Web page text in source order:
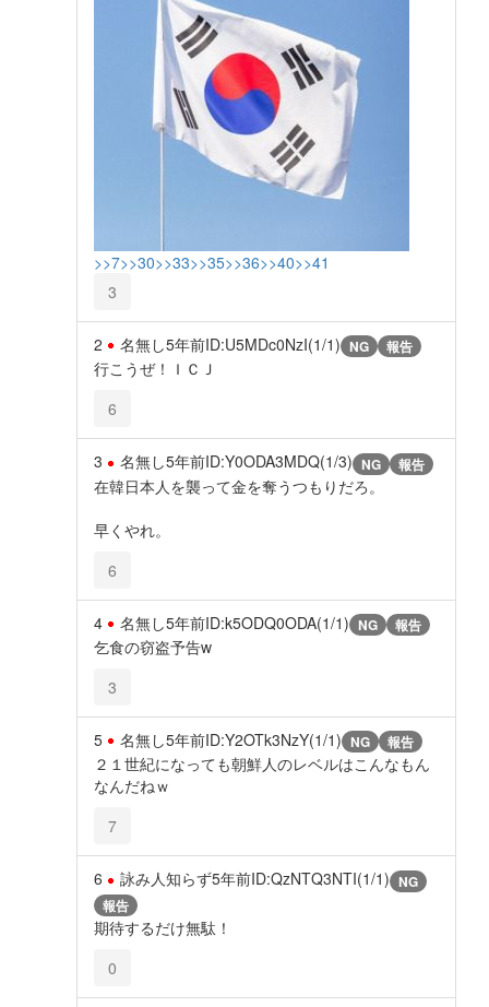
>>7>>30>>33>>35>>36>>40>>41
3
2 名無し5年前ID:U5MDc0NzI(1/1) NG 報告
行こうぜ！ＩＣＪ
6
3 名無し5年前ID:Y0ODA3MDQ(1/3) NG 報告
在韓日本人を襲って金を奪うつもりだろ。
早くやれ。
6
4 名無し5年前ID:k5ODQ0ODA(1/1) NG 報告
乞食の窃盗予告w
3
5 名無し5年前ID:Y2OTk3NzY(1/1) NG 報告
２１世紀になっても朝鮮人のレベルはこんなもん
なんだねｗ
7
6 詠み人知らず5年前ID:QzNTQ3NTI(1/1) NG
報告
期待するだけ無駄！
0